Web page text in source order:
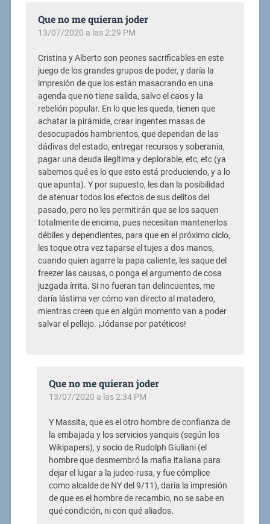
Que no me quieran joder
13/07/2020 a las 2:29 PM
Cristina y Alberto son peones sacrificables en este
juego de los grandes grupos de poder, y daría la
impresión de que los están masacrando en una
agenda que no tiene salida, salvo el caos y la
rebelión popular. En lo que les queda, tienen que
achatar la pirámide, crear ingentes masas de
desocupados hambrientos, que dependan de las
dádivas del estado, entregar recursos y soberanía,
pagar una deuda ilegítima y deplorable, etc, etc (ya
sabemos qué es lo que esto está produciendo, y a lo
que apunta). Y por supuesto, les dan la posibilidad
de atenuar todos los efectos de sus delitos del
pasado, pero no les permitirán que se los saquen
totalmente de encima, pues necesitan mantenerlos
débiles y dependientes, para que en el próximo ciclo,
les toque otra vez taparse el tujes a dos manos,
cuando quien agarre la papa caliente, les saque del
freezer las causas, o ponga el argumento de cosa
juzgada írrita. Si no fueran tan delincuentes, me
daría lástima ver cómo van directo al matadero,
mientras creen que en algún momento van a poder
salvar el pellejo. ¡Jódanse por patéticos!
Que no me quieran joder
13/07/2020 a las 2:34 PM
Y Massita, que es el otro hombre de confianza de
la embajada y los servicios yanquis (según los
Wikipapers), y socio de Rudolph Giuliani (el
hombre que desmembró la mafia italiana para
dejar el lugar a la judeo-rusa, y fue cómplice
como alcalde de NY del 9/11), daría la impresión
de que es el hombre de recambio, no se sabe en
qué condición, ni con qué aliados.